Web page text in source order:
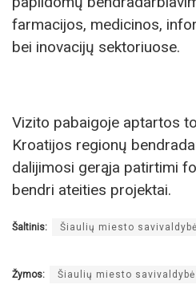
farmacijos, medicinos,
bei inovacijų sektoriuose.
Vizito pabaigoje aptartos
Kroatijos regionų
dalijimosi gerąja patirtimi
bendri ateities projektai.
Šaltinis: Šiaulių miesto savivaldybė
Žymos: Šiaulių miesto savivaldybė